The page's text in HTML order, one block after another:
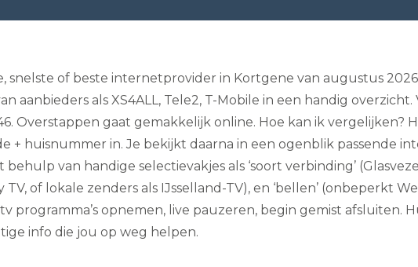
n
n
t
e
n
B
l
e
n
G
of beste internetprovider in Kortgene van augustus
aanbieders als XS4ALL, Tele2, T-Mobile in een handig
gaat gemakkelijk online. Hoe kan ik vergelijken?
+ huisnummer in. Je bekijkt daarna in een ogenblik passende
van handige selectievakjes als ‘soort verbinding’
of lokale zenders als IJsselland-TV), en ‘bellen’ (onbeperkt
programma’s opnemen, live pauzeren, begin gemist afsluiten.
info die jou op weg helpen.